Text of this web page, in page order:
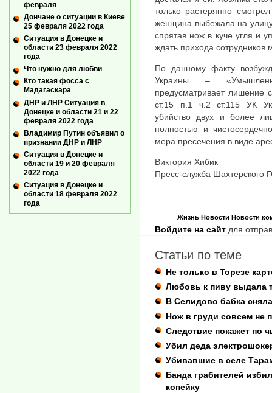
только растерянно
женщина выбежала на
спрятав нож в куче угля и
ждать прихода сотрудников
По данному факту
Украины –
предусматривает лишение
ст.15 п.1 ч.2 ст.115 УК
убийство двух и более
полностью и
мера пресечения в виде
Виктория Хибик
Пресс-служба Шахтерского
Жизнь Новости Новости
Войдите на сайт для
Статьи по теме
Не только в Торезе
Любовь к пиву выдала
В Селидово бабка
Нож в груди совсем не
Следствие покажет по
Убил деда
Убивавшие в селе
Банда грабителей
копейку
февраля
Дончане о ситуации в Киеве
25 февраля 2022 года
Ситуация в Донецке и
области 23 февраля 2022
года
Что нужно для любви
Кто такая фосса с
Мадагаскара
ДНР и ЛНР Ситуация в
Донецке и области 21 и 22
февраля 2022 года
Владимир Путин объявил о
признании ДНР и ЛНР
Ситуация в Донецке и
области 19 и 20 февраля
2022 года
Ситуация в Донецке и
области 18 февраля 2022
года